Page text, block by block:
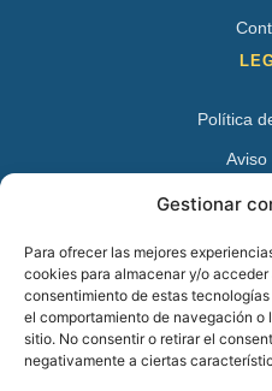
Gestionar
Para ofrecer las mejores
cookies para almacenar y/o
consentimiento de estas
el comportamiento de navegación
sitio. No consentir o retirar el
negativamente a ciertas
Política
Aviso
Política de
Avenida Juan XXIII 15 B
Tel:+34